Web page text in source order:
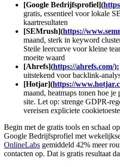
[Google Bedrijfsprofiel](
gratis, essentieel voor lokale
kaartresultaten
[SEMrush](https://
maand, sterk in keyword
Steile leercurve voor kleine
moeite waard
[Ahrefs](https://ahrefs.com/):
uitstekend voor backlink-
[Hotjar](https://
maand, heatmaps tonen hoe je
site. Let op: strenge GDPR-
vereisen expliciete
Begin met de gratis tools en schaal
Google Bedrijfsprofiel met
OnlineLabs gemiddeld 42% meer
contacten op. Dat is gratis resultaat